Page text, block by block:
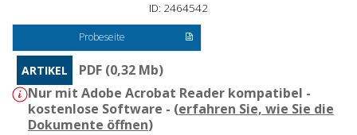
ID: 2464542
Probeseite
ARTIKEL
PDF (0,32 Mb)
Nur mit Adobe Acrobat Reader kompatibel -
kostenlose Software - (erfahren Sie, wie Sie die
Dokumente öffnen)